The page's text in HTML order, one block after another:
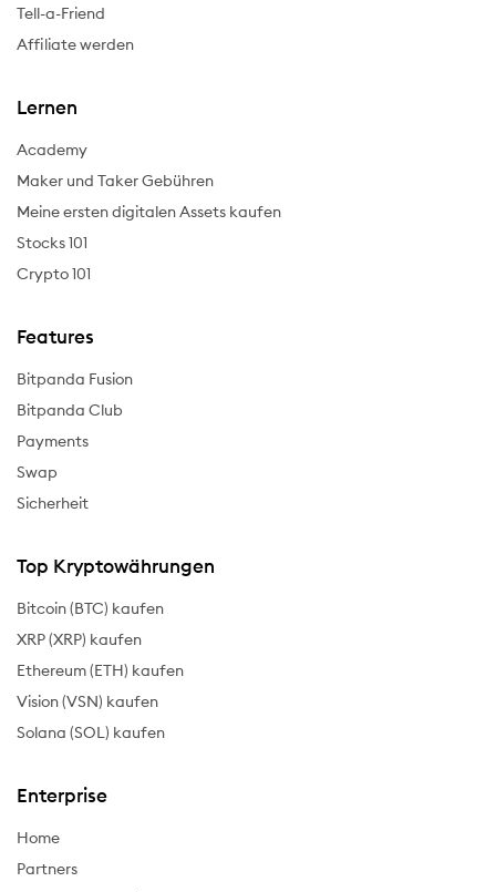
Tell-a-Friend
Affiliate werden
Lernen
Academy
Maker und Taker Gebühren
Meine ersten digitalen Assets kaufen
Stocks 101
Crypto 101
Features
Bitpanda Fusion
Bitpanda Club
Payments
Swap
Sicherheit
Top Kryptowährungen
Bitcoin (BTC) kaufen
XRP (XRP) kaufen
Ethereum (ETH) kaufen
Vision (VSN) kaufen
Solana (SOL) kaufen
Enterprise
Home
Partners